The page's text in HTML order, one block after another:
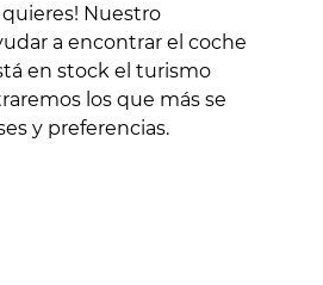
Nuestro
a encontrar el coche
en stock el turismo
los que más se
y preferencias.